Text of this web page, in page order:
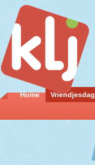
Home Vriendjesdag